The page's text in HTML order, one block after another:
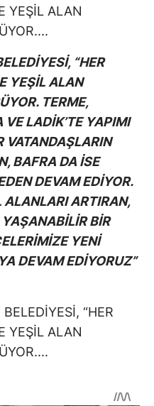
“HER
YEŞİL ALAN
TERME,
LADİK’TE YAPIMI
VATANDAŞLARIN
BAFRA DA İSE
DEVAM EDİYOR.
ALANLARI ARTIRAN,
BİR
YENİ
DEVAM EDİYORUZ”